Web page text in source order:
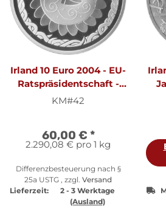
Irland 10 Euro 2004 - EU-
Ratspräsidentschaft -
Silber PP
KM#42
60,00 € *
2.290,08 € pro 1 kg
Differenzbesteuerung nach §
25a USTG , zzgl. Versand
Lieferzeit:
2 - 3 Werktage
(Ausland)